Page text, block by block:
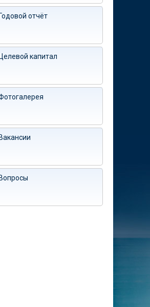
Годовой отчёт
Целевой капитал
Вакансии
Вопросы